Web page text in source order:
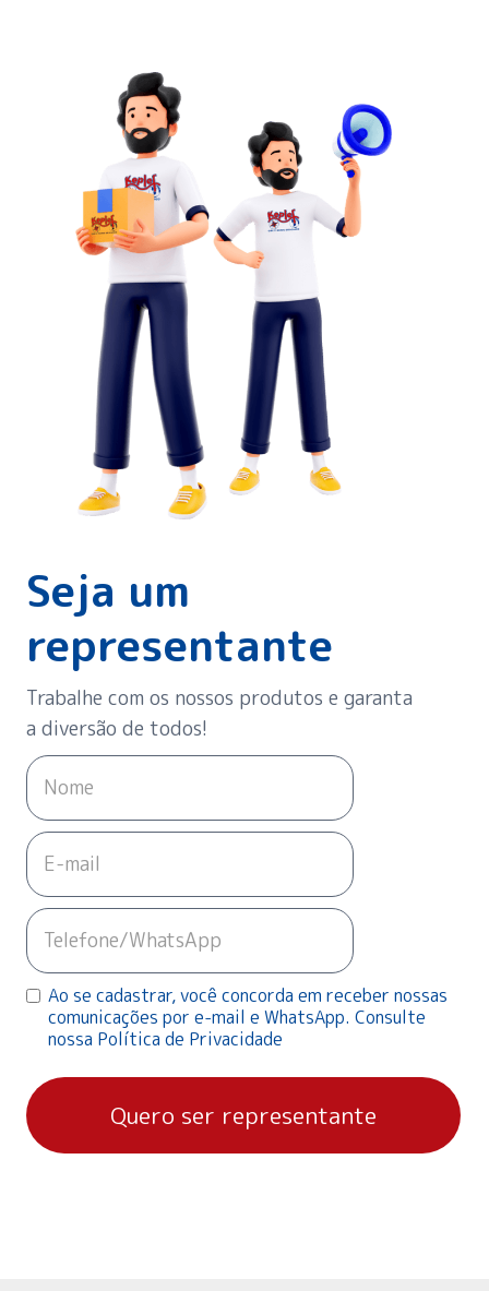
Seja um
representante
Trabalhe com os nossos produtos e garanta
a diversão de todos!
Ao se cadastrar, você concorda em receber nossas
comunicações por e-mail e WhatsApp. Consulte
nossa Política de Privacidade